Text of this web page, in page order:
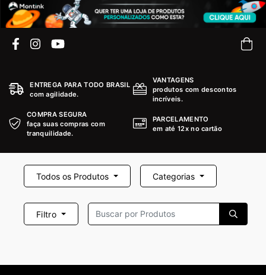
ENTREGA PARA TODO BRASIL
com agilidade.
VANTAGENS
produtos com descontos
incríveis.
COMPRA SEGURA
faça suas compras com
tranquilidade.
PARCELAMENTO
em até 12x no cartão
Todos os Produtos Categorias
Filtro